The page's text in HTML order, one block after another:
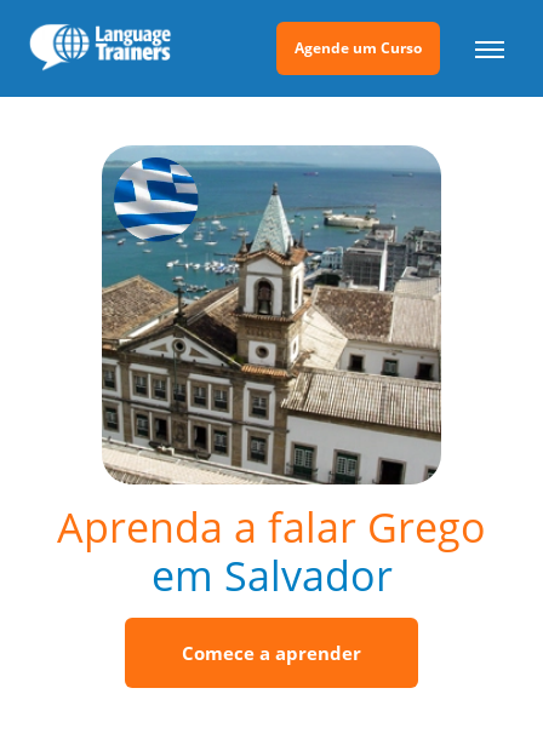
Agende um Curso
Aprenda a falar Grego
em Salvador
Comece a aprender